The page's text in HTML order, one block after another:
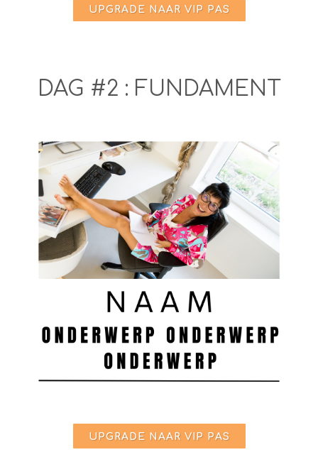
UPGRADE NAAR VIP PAS
DAG #2 : FUNDAMENT
UPGRADE NAAR VIP PAS